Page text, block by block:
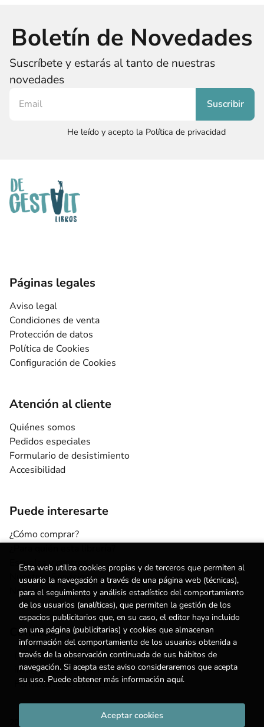
Boletín de Novedades
Suscríbete y estarás al tanto de nuestras
novedades
He leído y acepto la Política de privacidad
Páginas legales
Aviso legal
Condiciones de venta
Protección de datos
Política de Cookies
Configuración de Cookies
Atención al cliente
Quiénes somos
Pedidos especiales
Formulario de desistimiento
Accesibilidad
Puede interesarte
¿Cómo comprar?
Escuelas y centros
Nuestros Servicios
Noticias
Contacto
(+34) 615 55 96 54
info@degestalt.com
Formulario de contacto
2026 © . Todos los Derechos Reservados |
Esta web utiliza cookies propias y de terceros que permiten al
usuario la navegación a través de una página web (técnicas),
para el seguimiento y análisis estadístico del comportamiento
de los usuarios (analíticas), que permiten la gestión de los
espacios publicitarios que, en su caso, el editor haya incluido
en una página (publicitarias) y cookies que almacenan
información del comportamiento de los usuarios obtenida a
través de la observación continuada de sus hábitos de
navegación. Si acepta este aviso consideraremos que acepta
su uso. Puede obtener más información aquí.
Aceptar cookies